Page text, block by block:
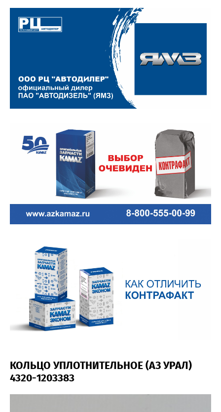
КОЛЬЦО УПЛОТНИТЕЛЬНОЕ (АЗ УРАЛ)
4320-1203383